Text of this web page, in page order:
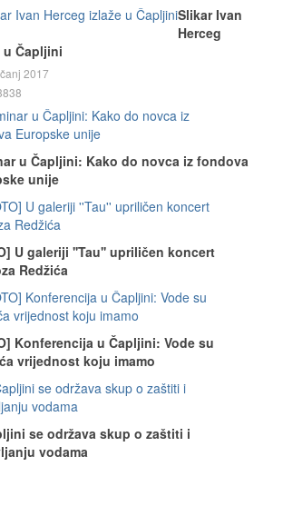
Slikar Ivan
Herceg
u Čapljini
2017
u Čapljini: Kako do novca iz fondova
unije
U galeriji ''Tau'' upriličen koncert
Redžića
Konferencija u Čapljini: Vode su
vrijednost koju imamo
se održava skup o zaštiti i
vodama